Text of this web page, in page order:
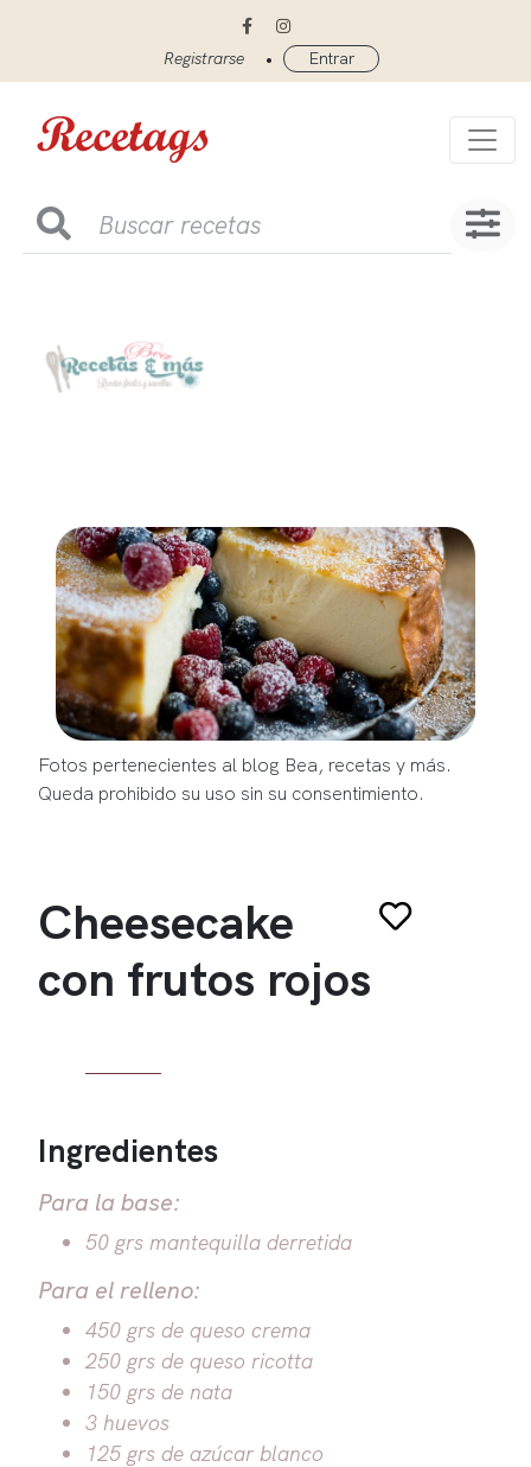
Registrarse • Entrar
Fotos pertenecientes al blog Bea, recetas y más.
Queda prohibido su uso sin su consentimiento.
Cheesecake
con frutos rojos
Ingredientes
Para la base:
50 grs mantequilla derretida
Para el relleno:
450 grs de queso crema
250 grs de queso ricotta
150 grs de nata
3 huevos
125 grs de azúcar blanco